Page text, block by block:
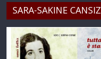
SARA-SAKINE CANSIZ